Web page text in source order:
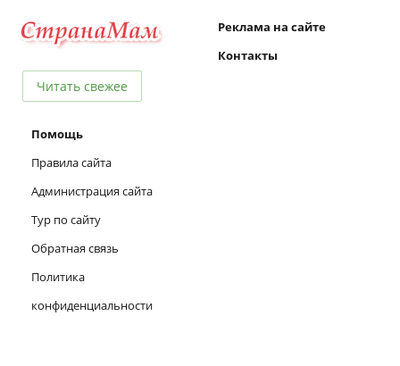
Читать свежее
Реклама на сайте
Контакты
Помощь
Правила сайта
Администрация сайта
Тур по сайту
Обратная связь
Политика
конфиденциальности